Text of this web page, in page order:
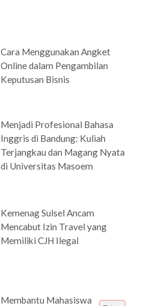
Cara Menggunakan Angket
Online dalam Pengambilan
Keputusan Bisnis
Menjadi Profesional Bahasa
Inggris di Bandung: Kuliah
Terjangkau dan Magang Nyata
di Universitas Masoem
Kemenag Sulsel Ancam
Mencabut Izin Travel yang
Memiliki CJH Ilegal
Membantu Mahasiswa